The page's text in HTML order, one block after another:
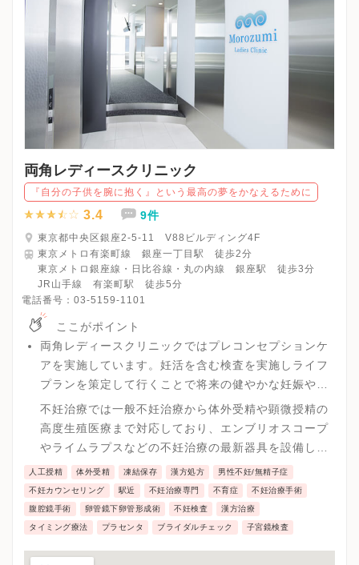
両角レディースクリニック
『自分の子供を腕に抱く』という最高の夢をかなえるために
3.4 9件
東京都中央区銀座2-5-11 V88ビルディング4F
東京メトロ有楽町線 銀座一丁目駅 徒歩2分
東京メトロ銀座線・日比谷線・丸の内線 銀座駅 徒歩3分
JR山手線 有楽町駅 徒歩5分
電話番号： 03-5159-1101
ここがポイント
両角レディースクリニックではプレコンセプションケ
アを実施しています。妊活を含む検査を実施しライフ
プランを策定して行くことで将来の健やかな妊娠や出
産につなげる努力をしています。
不妊治療では一般不妊治療から体外受精や顕微授精の
高度生殖医療まで対応しており、エンブリオスコープ
やライムラプスなどの不妊治療の最新器具を設備し、
スプリット培養やエンブリオ・グルーなどの高度な生
殖医療を実施しています。
人工授精 体外受精 凍結保存 漢方処方 男性不妊/無精子症
不妊カウンセリング 駅近 不妊治療専門 不育症 不妊治療手術
腹腔鏡手術 卵管鏡下卵管形成術 不妊検査 漢方治療
タイミング療法 プラセンタ ブライダルチェック 子宮鏡検査